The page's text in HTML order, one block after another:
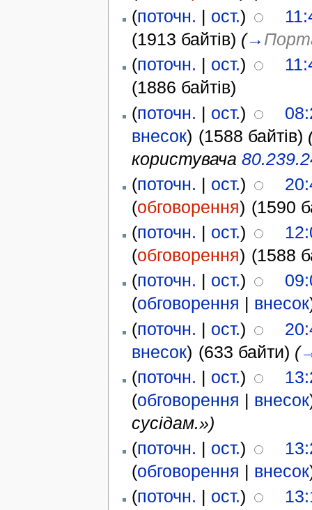
(поточн. | ост.)
(1913 байтів) (→
(поточн. | ост.)
(1886 байтів)
(поточн. | ост.)
внесок) (1588 байтів)
користувача
(поточн. | ост.)
(обговорення) (1590
(поточн. | ост.)
(обговорення) (1588
(поточн. | ост.)
(обговорення | внесок
(поточн. | ост.)
внесок) (633 байти) (
(поточн. | ост.)
(обговорення | внесок
сусідам.»)
(поточн. | ост.)
(обговорення | внесок
(поточн. | ост.)